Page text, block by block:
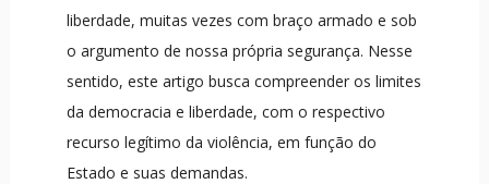
liberdade, muitas vezes com braço armado e sob
o argumento de nossa própria segurança. Nesse
sentido, este artigo busca compreender os limites
da democracia e liberdade, com o respectivo
recurso legítimo da violência, em função do
Estado e suas demandas.